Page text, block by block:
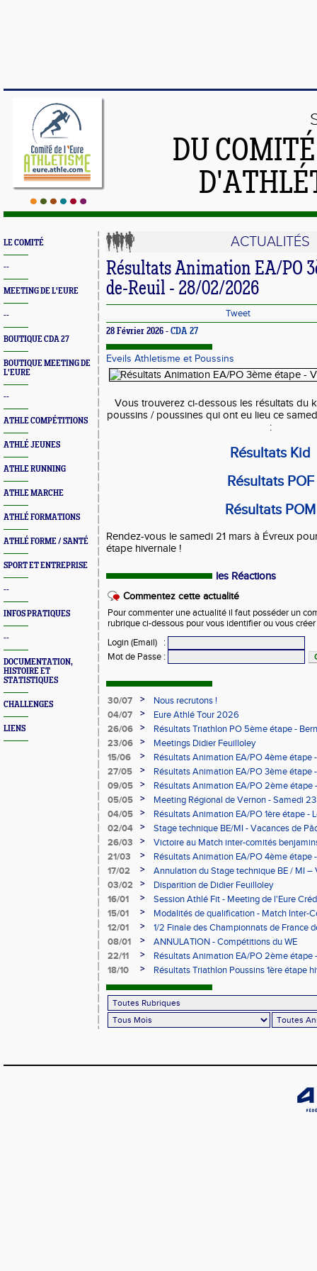
DU
LE COMITÉ
--
MEETING DE L'EURE
--
BOUTIQUE CDA 27
BOUTIQUE MEETING DE
L'EURE
--
ATHLE COMPÉTITIONS
ATHLÉ JEUNES
ATHLE RUNNING
ATHLE MARCHE
ATHLÉ FORMATIONS
ATHLÉ FORME / SANTÉ
SPORT ET ENTREPRISE
--
INFOS PRATIQUES
--
DOCUMENTATION,
HISTOIRE ET
STATISTIQUES
CHALLENGES
LIENS
ACTUALITÉS
Résultats Animation EA/PO
de-Reuil - 28/02/2026
Tweet
28 Février 2026 - CDA 27
Eveils Athletisme et Poussins
Vous trouverez ci-dessous les résultats du
poussins / poussines qui ont eu lieu ce
:
Résultats Kid
Résultats POF
Résultats POM
Rendez-vous le samedi 21 mars à Évreux
étape hivernale !
les Réactions
Commentez cette actualité
Pour commenter une actualité il faut posséder un
rubrique ci-dessous pour vous identifier ou vous
Login (Email)
:
Mot de Passe :
30/07 >
Nous recrutons !
04/07
>
Eure Athlé Tour 2026
26/06
>
Résultats Triathlon PO 5ème étape -
23/06
>
Meetings Didier Feuilloley
15/06
>
Résultats Animation EA/PO 4ème étape
27/05
>
Résultats Animation EA/PO 3ème
09/05
>
Résultats Animation EA/PO 2ème étape
09/05/2026
05/05 >
Meeting Régional de Vernon - Samedi
04/05
>
Résultats Animation EA/PO 1ère étape
02/04
>
Stage technique BE/MI - Vacances de
26/03
>
Victoire au Match inter-comités
21/03
>
Résultats Animation EA/PO 4ème étape
17/02
>
Annulation du Stage technique BE / MI –
03/02
>
Disparition de Didier Feuilloley
16/01
>
Session Athlé Fit - Meeting de l'Eure
15/01
>
Modalités de qualification - Match Inter-
12/01
>
1/2 Finale des Championnats de France
février à Évreux
08/01 >
ANNULATION - Compétitions du WE
22/11
>
Résultats Animation EA/PO 2ème étape
18/10
>
Résultats Triathlon Poussins 1ère étape